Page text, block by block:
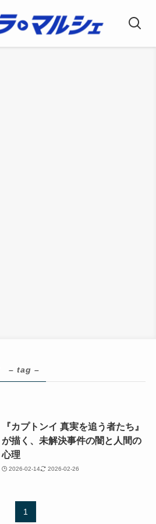
– tag –
『カプトンイ 真実を追う者たち』
が描く、未解決事件の闇と人間の
心理
2026-02-14 2026-02-26
1